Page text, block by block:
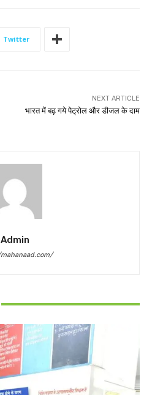
Twitter
NEXT ARTICLE
भारत में बढ़ गये पेट्रोल और डीजल के दाम
Admin